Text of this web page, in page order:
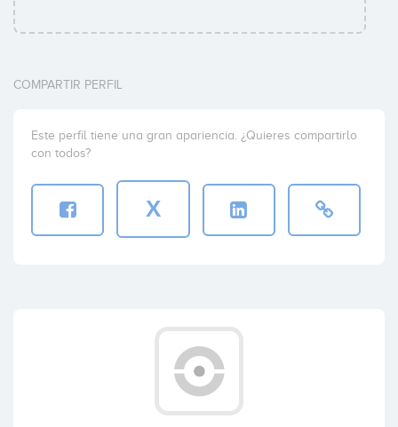
COMPARTIR PERFIL
Este perfil tiene una gran apariencia. ¿Quieres compartirlo
con todos?
X